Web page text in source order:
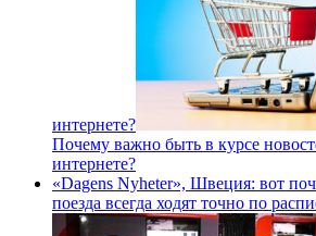
интернете?
Почему важно быть в курсе
интернете?
«Dagens Nyheter», Швеция: вот
поезда всегда ходят точно по